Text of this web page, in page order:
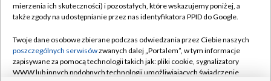
Naziemna Telewizja Cyfrowa
Rada Programowa
System NOS
Pomoc
Kontakt
mierzenia ich skuteczności) i pozostałych, które wskazujemy poniżej, a
także zgody na udostępnianie przez nas identyfikatora PPID do Google.
Twoje dane osobowe zbierane podczas odwiedzania przez Ciebie naszych
poszczególnych serwisówzwanych dalej „Portalem”, w tym informacje
zapisywane za pomocą technologii takich jak: pliki cookie, sygnalizatory
WWW lub innych podobnych technologii umożliwiających świadczenie